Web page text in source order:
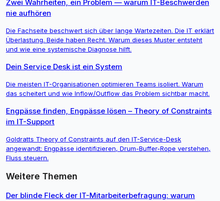
Zwei Wahrheiten, ein Problem — warum IT-Beschwerden
nie aufhören
Die Fachseite beschwert sich über lange Wartezeiten. Die IT erklärt
Überlastung. Beide haben Recht. Warum dieses Muster entsteht
und wie eine systemische Diagnose hilft.
Dein Service Desk ist ein System
Die meisten IT-Organisationen optimieren Teams isoliert. Warum
das scheitert und wie Inflow/Outflow das Problem sichtbar macht.
Engpässe finden, Engpässe lösen – Theory of Constraints
im IT-Support
Goldratts Theory of Constraints auf den IT-Service-Desk
angewandt: Engpässe identifizieren, Drum-Buffer-Rope verstehen,
Fluss steuern.
Weitere Themen
Der blinde Fleck der IT-Mitarbeiterbefragung: warum